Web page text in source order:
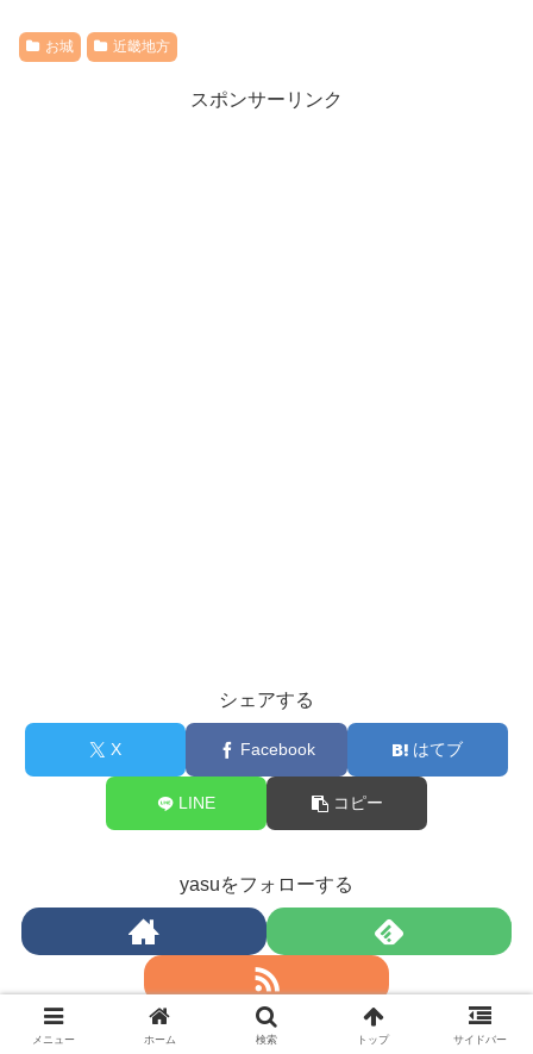
お城 近畿地方
スポンサーリンク
シェアする
X Facebook はてブ
LINE コピー
yasuをフォローする
メニュー ホーム 検索 トップ サイドバー